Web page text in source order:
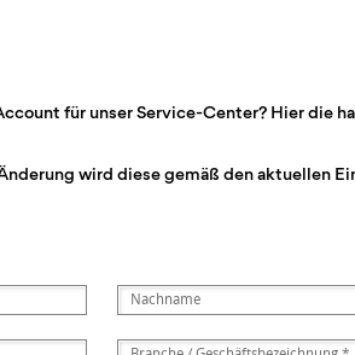
für unser Service-Center? Hier die
wird diese gemäß den aktuellen